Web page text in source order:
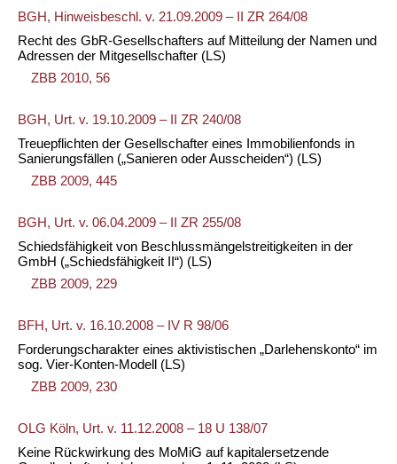
BGH, Hinweisbeschl. v. 21.09.2009 – II ZR 264/08
Recht des GbR-Gesellschafters auf Mitteilung der Namen und
Adressen der Mitgesellschafter (LS)
ZBB 2010, 56
BGH, Urt. v. 19.10.2009 – II ZR 240/08
Treuepflichten der Gesellschafter eines Immobilienfonds in
Sanierungsfällen („Sanieren oder Ausscheiden“) (LS)
ZBB 2009, 445
BGH, Urt. v. 06.04.2009 – II ZR 255/08
Schiedsfähigkeit von Beschlussmängelstreitigkeiten in der
GmbH („Schiedsfähigkeit II“) (LS)
ZBB 2009, 229
BFH, Urt. v. 16.10.2008 – IV R 98/06
Forderungscharakter eines aktivistischen „Darlehenskonto“ im
sog. Vier-Konten-Modell (LS)
ZBB 2009, 230
OLG Köln, Urt. v. 11.12.2008 – 18 U 138/07
Keine Rückwirkung des MoMiG auf kapitalersetzende